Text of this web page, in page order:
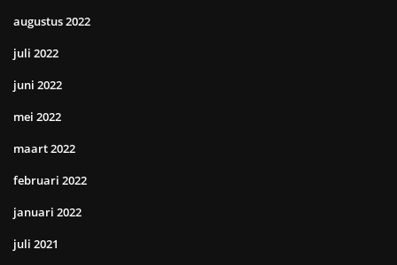
augustus 2022
juli 2022
juni 2022
mei 2022
maart 2022
februari 2022
januari 2022
juli 2021